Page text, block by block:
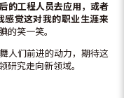
的工程人员去应用，或者
感觉这对我的职业生涯来
的笑一笑。
人们前进的动力，期待这
研究走向新领域。